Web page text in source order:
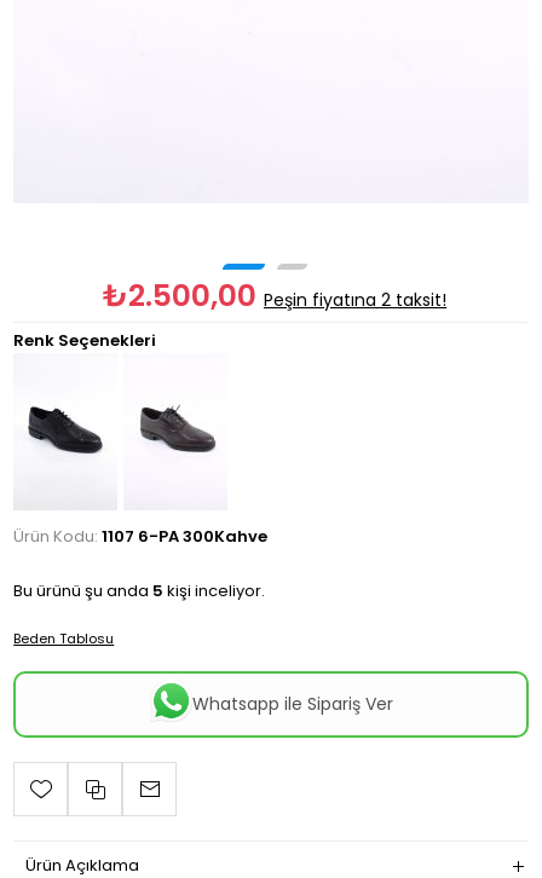
₺2.500,00 Peşin fiyatına 2 taksit!
Renk Seçenekleri
Ürün Kodu: 1107 6-PA 300Kahve
Bu ürünü şu anda 5 kişi inceliyor.
Beden Tablosu
Whatsapp ile Sipariş Ver
Ürün Açıklama